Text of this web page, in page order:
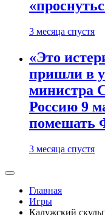
3 месяца спустя
«Это
пришли в
министра
Россию 9
помешать
3 месяца спустя
Главная
Игры
Калужский